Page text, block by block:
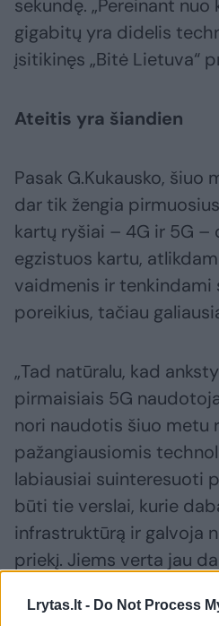
Lrytas.lt - Do Not Process
sekundę. „Pereinant
gigabitų yra didelis
įsitikinęs „Bitė Lietuva“
Ateitis yra šiandien
Pasak G.Kukausko, šiuo
dar tik žengia
kartų ryšiai – 4G ir 5G –
egzistuos kartu,
vaidmenis ir tenkindami
poreikius, tačiau
„Tad natūralu, kad
pirmaisiais 5G
nori naudotis šiuo metu
pažangiausiomis
labiausiai suinteresuoti
būti tie verslai, kurie
infrastruktūrą ir galvoja
priekį. Jiems verta jau
patirti didelių išlaidų